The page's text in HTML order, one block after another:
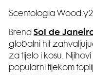
Scentologia
Brend Sol de
globalni hit
za tijelo i kosu.
popularni tijekom